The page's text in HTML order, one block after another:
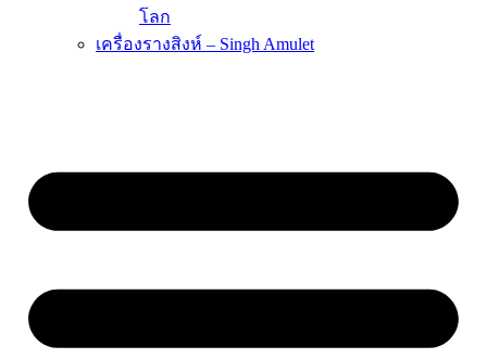
โลก
เครื่องรางสิงห์ – Singh Amulet